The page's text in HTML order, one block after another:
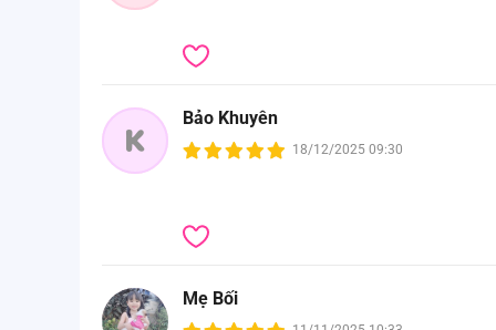
K
Bảo Khuyên
18/12/2025 09:30
Mẹ Bối